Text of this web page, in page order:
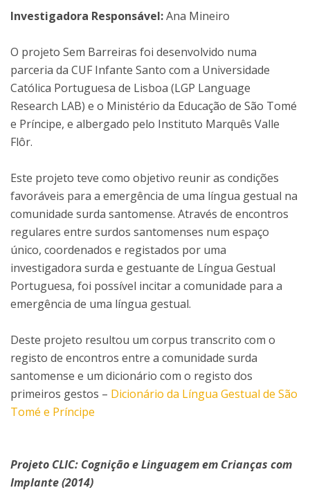
Investigadora Responsável:Ana Mineiro
O projeto Sem Barreiras foi desenvolvido numa
parceria da CUF Infante Santo com a Universidade
Católica Portuguesa de Lisboa (LGP Language
Research LAB) e o Ministério da Educação de São Tomé
e Príncipe, e albergado pelo Instituto Marquês Valle
Flôr.
Este projeto teve como objetivo reunir as condições
favoráveis para a emergência de uma língua gestual na
comunidade surda santomense. Através de encontros
regulares entre surdos santomenses num espaço
único, coordenados e registados por uma
investigadora surda e gestuante de Língua Gestual
Portuguesa, foi possível incitar a comunidade para a
emergência de uma língua gestual.
Deste projeto resultou um corpus transcrito com o
registo de encontros entre a comunidade surda
santomense e um dicionário com o registo dos
primeiros gestos – Dicionário da Língua Gestual de São
Tomé e Príncipe
Projeto CLIC: Cognição e Linguagem em Crianças com
Implante (2014)